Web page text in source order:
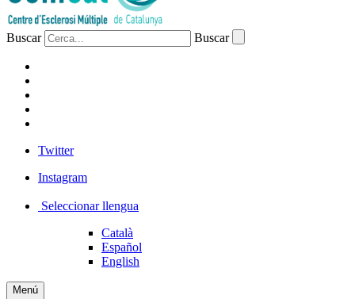
Buscar Buscar
Twitter
Instagram
Seleccionar llengua
Català
Español
English
Menú